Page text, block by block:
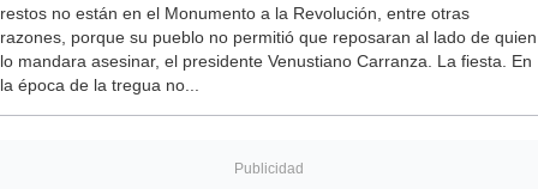
restos no están en el Monumento a la Revolución, entre otras
razones, porque su pueblo no permitió que reposaran al lado de quien
lo mandara asesinar, el presidente Venustiano Carranza. La fiesta. En
la época de la tregua no...